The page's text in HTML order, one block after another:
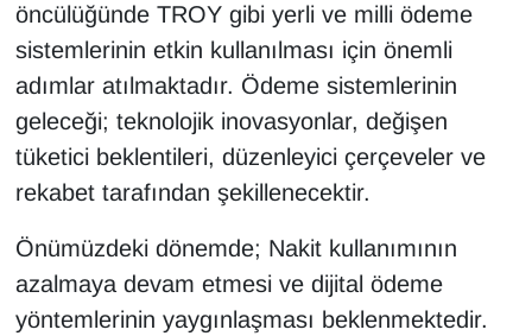
öncülüğünde TROY gibi yerli ve milli ödeme
sistemlerinin etkin kullanılması için önemli
adımlar atılmaktadır. Ödeme sistemlerinin
geleceği; teknolojik inovasyonlar, değişen
tüketici beklentileri, düzenleyici çerçeveler ve
rekabet tarafından şekillenecektir.
Önümüzdeki dönemde; Nakit kullanımının
azalmaya devam etmesi ve dijital ödeme
yöntemlerinin yaygınlaşması beklenmektedir.